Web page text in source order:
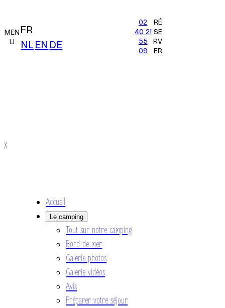
MEN
U
FR
NL EN DE
02
40 21
55
09
RÉ
SE
RV
ER
X
Accueil
Le camping
Tout sur notre camping
Bord de mer
Galerie photos
Galerie vidéos
Avis
Préparer votre séjour